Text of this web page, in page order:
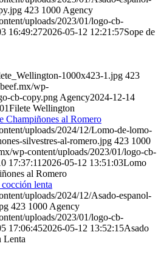
423 1000 Agency
uploads/2023/01/logo-cb-
16:49:272026-05-12 12:21:57Sope de
1000x423-1.jpg 423
wp-
cb-copy.png Agency2024-12-14
Filete Wellington
uploads/2024/12/Lomo-de-lomo-
silvestres-al-romero.jpg 423 1000
wp-content/uploads/2023/01/logo-cb-
17:37:11 2026-05-12 13:51:03Lomo
al Romero
uploads/2024/12/Asado-espanol-
423 1000 Agency
uploads/2023/01/logo-cb-
17:06:452026-05-12 13:52:15Asado
Lenta